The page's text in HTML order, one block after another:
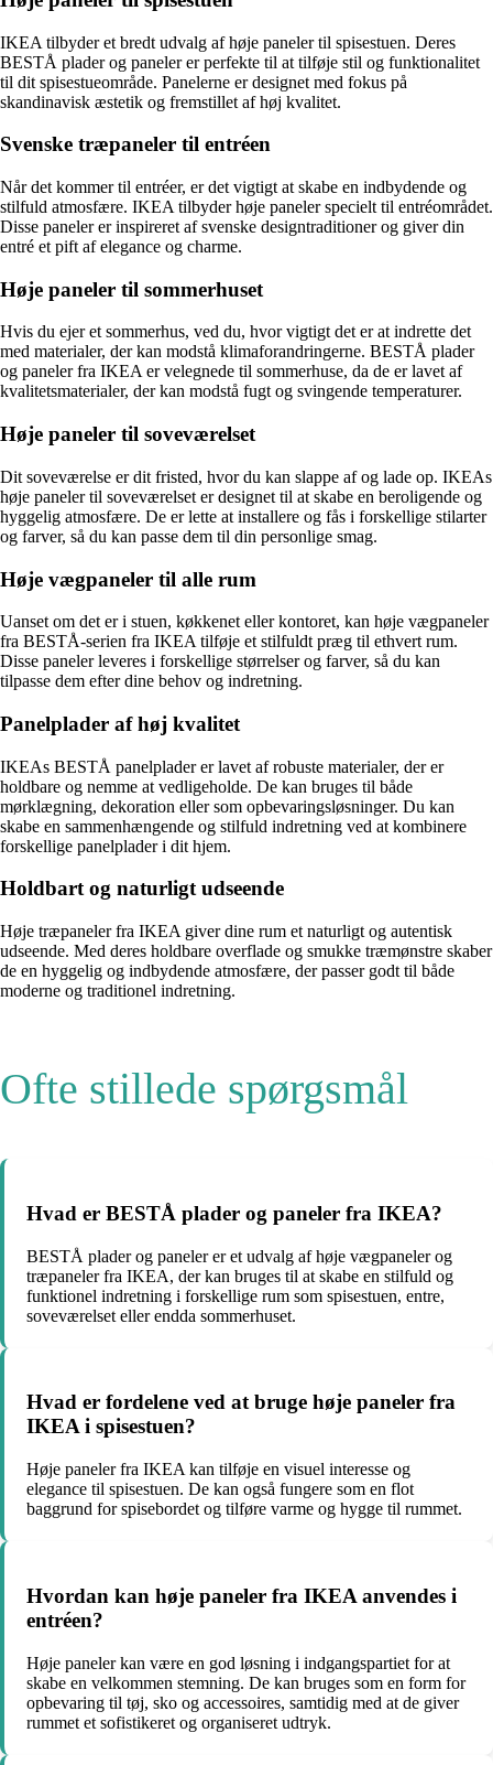
IKEA tilbyder et bredt udvalg af høje paneler til spisestuen. Deres
BESTÅ plader og paneler er perfekte til at tilføje stil og funktionalitet
til dit spisestueområde. Panelerne er designet med fokus på
skandinavisk æstetik og fremstillet af høj kvalitet.
Svenske træpaneler til entréen
Når det kommer til entréer, er det vigtigt at skabe en indbydende og
stilfuld atmosfære. IKEA tilbyder høje paneler specielt til entréområdet.
Disse paneler er inspireret af svenske designtraditioner og giver din
entré et pift af elegance og charme.
Høje paneler til sommerhuset
Hvis du ejer et sommerhus, ved du, hvor vigtigt det er at indrette det
med materialer, der kan modstå klimaforandringerne. BESTÅ plader
og paneler fra IKEA er velegnede til sommerhuse, da de er lavet af
kvalitetsmaterialer, der kan modstå fugt og svingende temperaturer.
Høje paneler til soveværelset
Dit soveværelse er dit fristed, hvor du kan slappe af og lade op. IKEAs
høje paneler til soveværelset er designet til at skabe en beroligende og
hyggelig atmosfære. De er lette at installere og fås i forskellige stilarter
og farver, så du kan passe dem til din personlige smag.
Høje vægpaneler til alle rum
Uanset om det er i stuen, køkkenet eller kontoret, kan høje vægpaneler
fra BESTÅ-serien fra IKEA tilføje et stilfuldt præg til ethvert rum.
Disse paneler leveres i forskellige størrelser og farver, så du kan
tilpasse dem efter dine behov og indretning.
Panelplader af høj kvalitet
IKEAs BESTÅ panelplader er lavet af robuste materialer, der er
holdbare og nemme at vedligeholde. De kan bruges til både
mørklægning, dekoration eller som opbevaringsløsninger. Du kan
skabe en sammenhængende og stilfuld indretning ved at kombinere
forskellige panelplader i dit hjem.
Holdbart og naturligt udseende
Høje træpaneler fra IKEA giver dine rum et naturligt og autentisk
udseende. Med deres holdbare overflade og smukke træmønstre skaber
de en hyggelig og indbydende atmosfære, der passer godt til både
moderne og traditionel indretning.
Ofte stillede spørgsmål
Hvad er BESTÅ plader og paneler fra IKEA?
BESTÅ plader og paneler er et udvalg af høje vægpaneler og
træpaneler fra IKEA, der kan bruges til at skabe en stilfuld og
funktionel indretning i forskellige rum som spisestuen, entre,
soveværelset eller endda sommerhuset.
Hvad er fordelene ved at bruge høje paneler fra
IKEA i spisestuen?
Høje paneler fra IKEA kan tilføje en visuel interesse og
elegance til spisestuen. De kan også fungere som en flot
baggrund for spisebordet og tilføre varme og hygge til rummet.
Hvordan kan høje paneler fra IKEA anvendes i
entréen?
Høje paneler kan være en god løsning i indgangspartiet for at
skabe en velkommen stemning. De kan bruges som en form for
opbevaring til tøj, sko og accessoires, samtidig med at de giver
rummet et sofistikeret og organiseret udtryk.